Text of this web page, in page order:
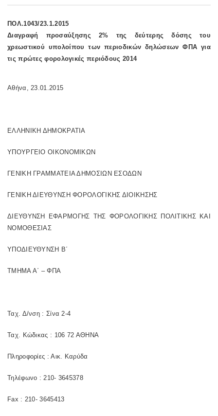
ΠΟΛ.1043/23.1.2015
Διαγραφή προσαύξησης 2% της δεύτερης δόσης του
χρεωστικού υπολοίπου των περιοδικών δηλώσεων ΦΠΑ για
τις πρώτες φορολογικές περιόδους 2014
Αθήνα, 23.01.2015
ΕΛΛΗΝΙΚΗ ΔΗΜΟΚΡΑΤΙΑ
ΥΠΟΥΡΓΕΙΟ ΟΙΚΟΝΟΜΙΚΩΝ
ΓΕΝΙΚΗ ΓΡΑΜΜΑΤΕΙΑ ΔΗΜΟΣΙΩΝ ΕΣΟΔΩΝ
ΓΕΝΙΚΗ ΔΙΕΥΘΥΝΣΗ ΦΟΡΟΛΟΓΙΚΗΣ ΔΙΟΙΚΗΣΗΣ
ΔΙΕΥΘΥΝΣΗ ΕΦΑΡΜΟΓΗΣ ΤΗΣ ΦΟΡΟΛΟΓΙΚΗΣ ΠΟΛΙΤΙΚΗΣ ΚΑΙ
ΝΟΜΟΘΕΣΙΑΣ
ΥΠΟΔΙΕΥΘΥΝΣΗ Β΄
ΤΜΗΜΑ Α΄ – ΦΠΑ
Ταχ. Δ/νση : Σίνα 2-4
Ταχ. Κώδικας : 106 72 ΑΘΗΝΑ
Πληροφορίες : Αικ. Καρύδα
Τηλέφωνο : 210- 3645378
Fax : 210- 3645413